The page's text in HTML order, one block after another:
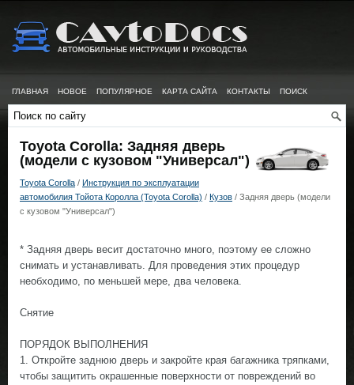
ГЛАВНАЯ НОВОЕ ПОПУЛЯРНОЕ КАРТА САЙТА КОНТАКТЫ ПОИСК
Toyota Corolla: Задняя дверь
(модели с кузовом "Универсал")
Toyota Corolla / Инструкция по эксплуатации
автомобилия Тойота Королла (Toyota Corolla) / Кузов / Задняя дверь (модели
с кузовом "Универсал")
* Задняя дверь весит достаточно много, поэтому ее сложно
снимать и устанавливать. Для проведения этих процедур
необходимо, по меньшей мере, два человека.
Снятие
ПОРЯДОК ВЫПОЛНЕНИЯ
1. Откройте заднюю дверь и закройте края багажника тряпками,
чтобы защитить окрашенные поверхности от повреждений во